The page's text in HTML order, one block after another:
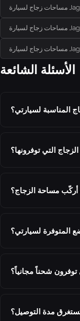
الأسئلة الشائعة
المناسبة لسيارتي؟
التي توفرونها؟
مساحة الزجاج؟
المتوفرة لسيارتي؟
شحناً مجانياً؟
مدة التوصيل؟